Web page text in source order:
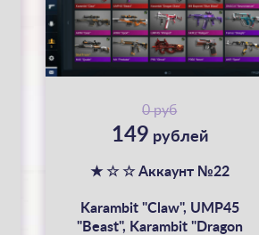
0 руб
149 рублей
★ ☆ ☆ Аккаунт №22
Karambit "Claw", UMP45
"Beast", Karambit "Dragon